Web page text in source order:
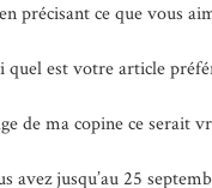
précisant ce que vous
quel est votre article
de ma copine ce serait
avez jusqu’au 25